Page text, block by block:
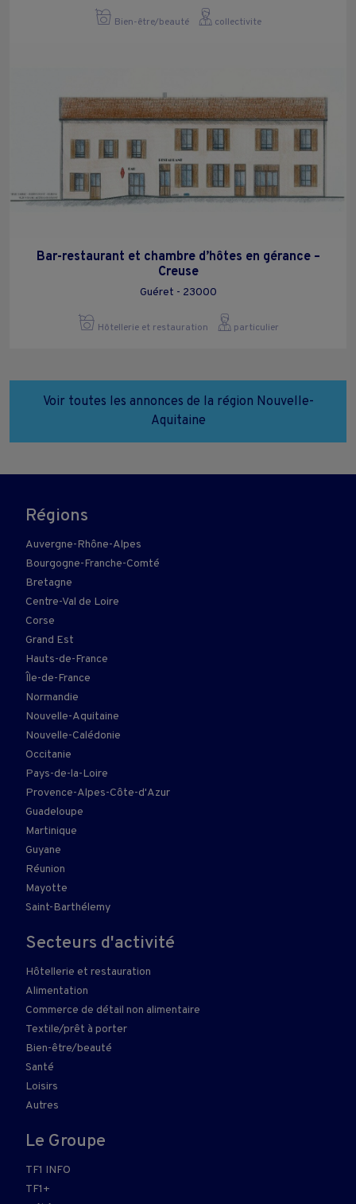
Bien-être/beauté collectivite
Bar-restaurant et chambre d’hôtes en gérance –
Creuse
Guéret - 23000
Hôtellerie et restauration particulier
Voir toutes les annonces de la région Nouvelle-
Aquitaine
Régions
Auvergne-Rhône-Alpes
Bourgogne-Franche-Comté
Bretagne
Centre-Val de Loire
Corse
Grand Est
Hauts-de-France
Île-de-France
Normandie
Nouvelle-Aquitaine
Nouvelle-Calédonie
Occitanie
Pays-de-la-Loire
Provence-Alpes-Côte-d'Azur
Guadeloupe
Martinique
Guyane
Réunion
Mayotte
Saint-Barthélemy
Secteurs d'activité
Hôtellerie et restauration
Alimentation
Commerce de détail non alimentaire
Textile/prêt à porter
Bien-être/beauté
Santé
Loisirs
Autres
Le Groupe
TF1 INFO
TF1+